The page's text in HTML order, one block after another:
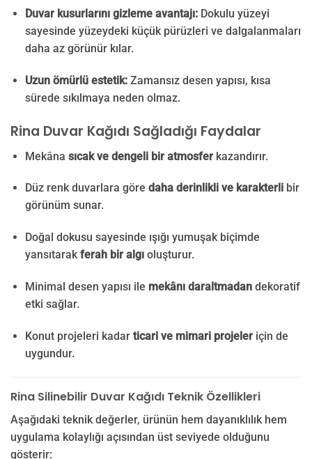
Duvar kusurlarını gizleme avantajı:Dokulu yüzeyi
sayesinde yüzeydeki küçük pürüzleri ve dalgalanmaları
daha az görünür kılar.
Uzun ömürlü estetik:Zamansız desen yapısı, kısa
sürede sıkılmaya neden olmaz.
Rina Duvar Kağıdı Sağladığı Faydalar
Mekâna sıcak ve dengeli bir atmosferkazandırır.
Düz renk duvarlara göre daha derinlikli ve karakterlibir
görünüm sunar.
Doğal dokusu sayesinde ışığı yumuşak biçimde
yansıtarakferah bir algıoluşturur.
Minimal desen yapısı ile mekânı daraltmadandekoratif
etki sağlar.
Konut projeleri kadar ticari ve mimari projeleriçin de
uygundur.
Rina Silinebilir Duvar Kağıdı Teknik Özellikleri
Aşağıdaki teknik değerler, ürünün hem dayanıklılık hem
uygulama kolaylığı açısından üst seviyede olduğunu
gösterir: